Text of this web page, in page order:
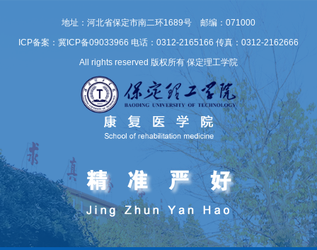
地址：河北省保定市南二环1689号 邮编：071000
ICP备案：冀ICP备09033966 电话：0312-2165166 传真：0312-2162666
All rights reserved 版权所有 保定理工学院